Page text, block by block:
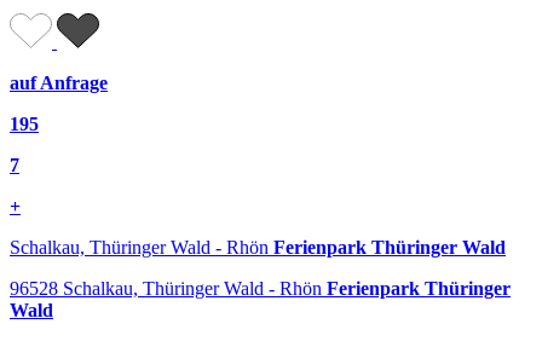
auf Anfrage
195
7
+
Schalkau, Thüringer Wald - Rhön Ferienpark Thüringer Wald
96528 Schalkau, Thüringer Wald - Rhön Ferienpark Thüringer
Wald